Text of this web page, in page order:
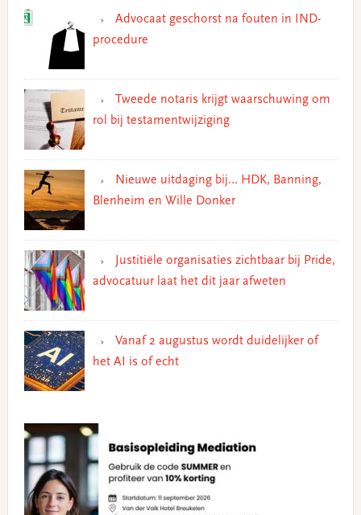
Advocaat geschorst na fouten in IND-
procedure
Tweede notaris krijgt waarschuwing om
rol bij testamentwijziging
Nieuwe uitdaging bij… HDK, Banning,
Blenheim en Wille Donker
Justitiële organisaties zichtbaar bij Pride,
advocatuur laat het dit jaar afweten
Vanaf 2 augustus wordt duidelijker of
het AI is of echt